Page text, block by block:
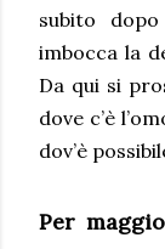
subito
imbocca la
Da qui si
dove c’è
dov’è
Per